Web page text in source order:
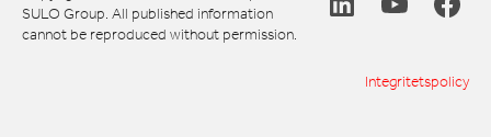
SULO Group. All published information
cannot be reproduced without permission.
Integritetspolicy